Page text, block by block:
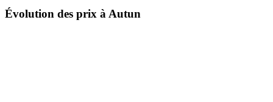
Évolution des prix à Autun